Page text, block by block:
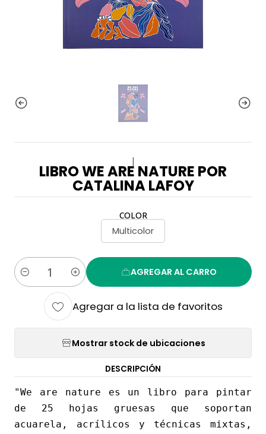
|
LIBRO WE ARE NATURE POR
CATALINA LAFOY
COLOR
Multicolor
Cantidad
AGREGAR AL CARRO
Agregar a la lista de favoritos
Mostrar stock de ubicaciones
DESCRIPCIÓN
"We are nature es un libro para pintar
de 25 hojas gruesas que soportan
acuarela, acrílicos y técnicas mixtas,